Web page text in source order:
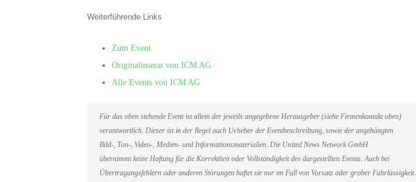
Weiterführende Links
Zum Event
Originalinserat von ICM AG
Alle Events von ICM AG
Für das oben stehende Event ist allein der jeweils angegebene Herausgeber (siehe Firmenkontakt oben)
verantwortlich. Dieser ist in der Regel auch Urheber der Eventbeschreibung, sowie der angehängten
Bild-, Ton-, Video-, Medien- und Informationsmaterialien. Die United News Network GmbH
übernimmt keine Haftung für die Korrektheit oder Vollständigkeit des dargestellten Events. Auch bei
Übertragungsfehlern oder anderen Störungen haftet sie nur im Fall von Vorsatz oder grober Fahrlässigkeit.